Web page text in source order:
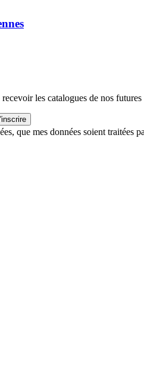
les catalogues de nos futures
que mes données soient traitées